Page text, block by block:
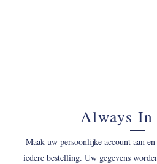
Always In
Maak uw persoonlijke account aan
iedere bestelling. Uw gegevens